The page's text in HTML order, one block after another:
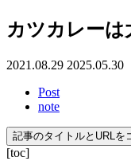
カツカレーは
2021.08.29 2025.05.30
Post
note
記事のタイトルとURLを
[toc]